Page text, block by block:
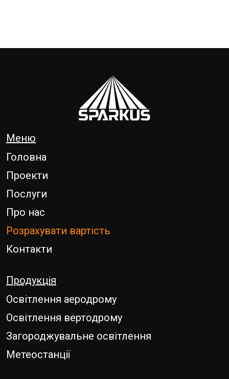
Меню
Головна
Проекти
Послуги
Про нас
Розрахувати вартість
Контакти
Продукція
Освітлення аеродрому
Освітлення вертодрому
Загороджувальне освітлення
Метеостанції